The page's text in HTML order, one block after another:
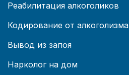
Реабилитация алкоголиков
Кодирование от алкоголизма
Вывод из запоя
Нарколог на дом